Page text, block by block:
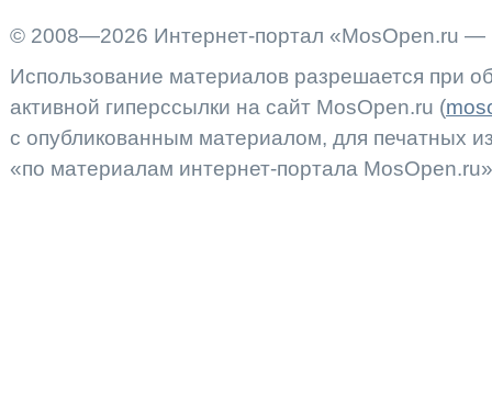
© 2008—2026 Интернет-портал «MosOpen.ru —
Использование материалов разрешается при
активной гиперссылки на сайт MosOpen.ru (
с опубликованным материалом, для печатных
«по материалам интернет-портала